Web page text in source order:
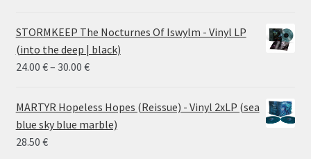
STORMKEEP The Nocturnes Of Iswylm - Vinyl LP
(into the deep | black)
24.00 €– 30.00 €Price
24.00 €
through
MARTYR Hopeless Hopes (Reissue) - Vinyl 2xLP (sea
blue sky blue marble)
28.50 €